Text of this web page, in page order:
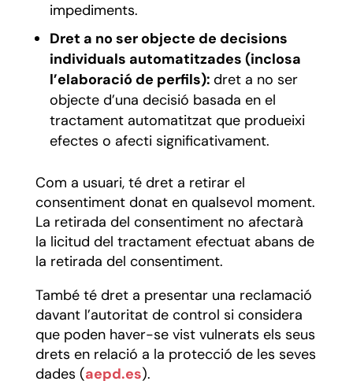
impediments.
Dret a no ser objecte de decisions
individuals automatitzades (inclosa
l’elaboració de perfils): dret a no ser
objecte d’una decisió basada en el
tractament automatitzat que produeixi
efectes o afecti significativament.
Com a usuari, té dret a retirar el
consentiment donat en qualsevol moment.
La retirada del consentiment no afectarà
la licitud del tractament efectuat abans de
la retirada del consentiment.
També té dret a presentar una reclamació
davant l’autoritat de control si considera
que poden haver-se vist vulnerats els seus
drets en relació a la protecció de les seves
dades (aepd.es).